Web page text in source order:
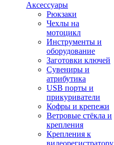
Аксессуары
Рюкзаки
Чехлы на
мотоцикл
Инструменты и
оборудование
Заготовки ключей
Сувениры и
атрибутика
USB порты и
прикуриватели
Кофры и крепежи
Ветровые стёкла и
крепления
Крепления к
видеорегистратору